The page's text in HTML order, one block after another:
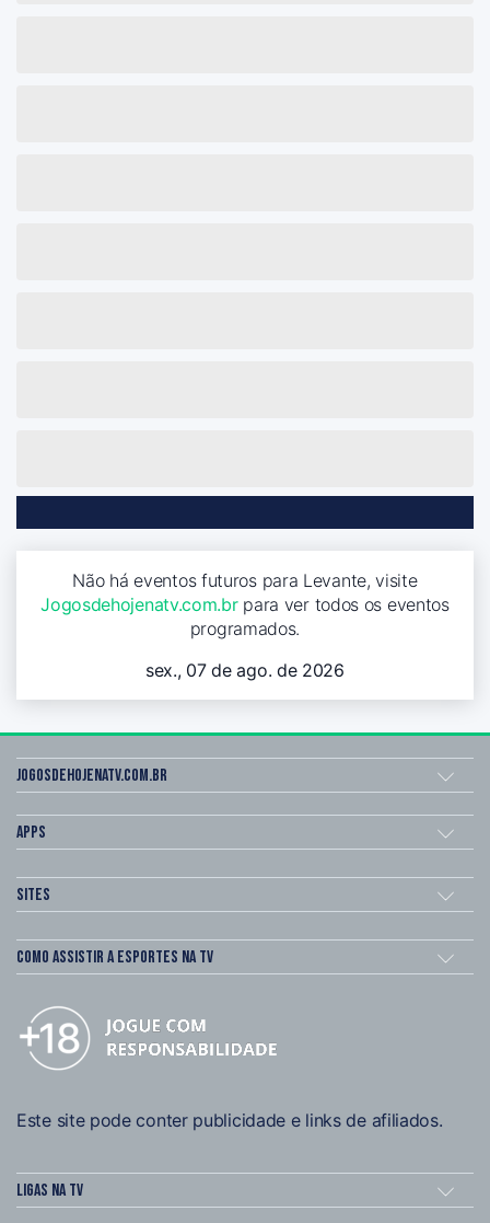
Não há eventos futuros para Levante, visite
Jogosdehojenatv.com.brpara ver todos os eventos
programados.
sex., 07 de ago. de 2026
Jogosdehojenatv.com.br
Apps
Sites
Como assistir a esportes na TV
Este site pode conter publicidade e links de afiliados.
Ligas na TV